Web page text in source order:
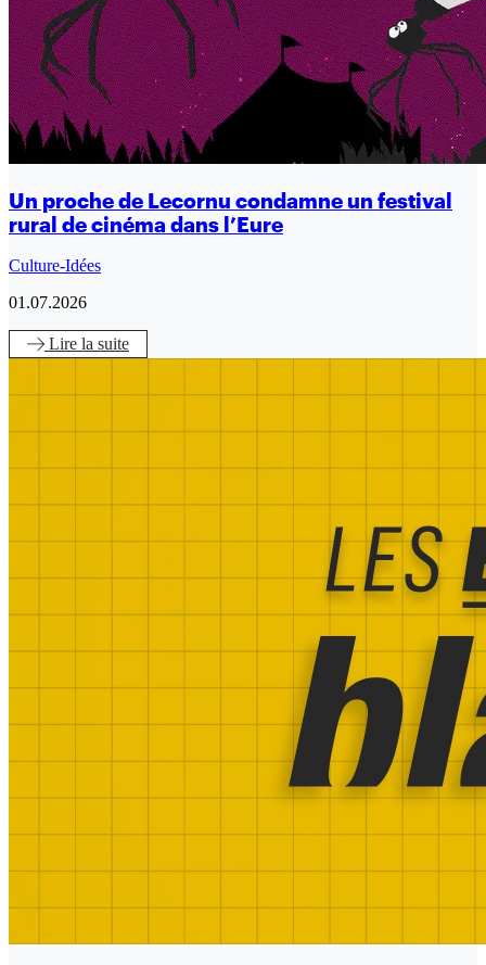
Un proche de Lecornu condamne un festival
rural de cinéma dans l’Eure
Culture-Idées
01.07.2026
Lire la suite